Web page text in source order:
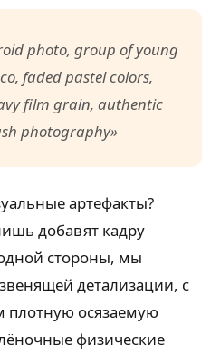
photo, group of young
faded pastel colors,
film grain, authentic
photography»
артефакты?
добавят кадру
стороны, мы
детализации, с
плотную осязаемую
физические